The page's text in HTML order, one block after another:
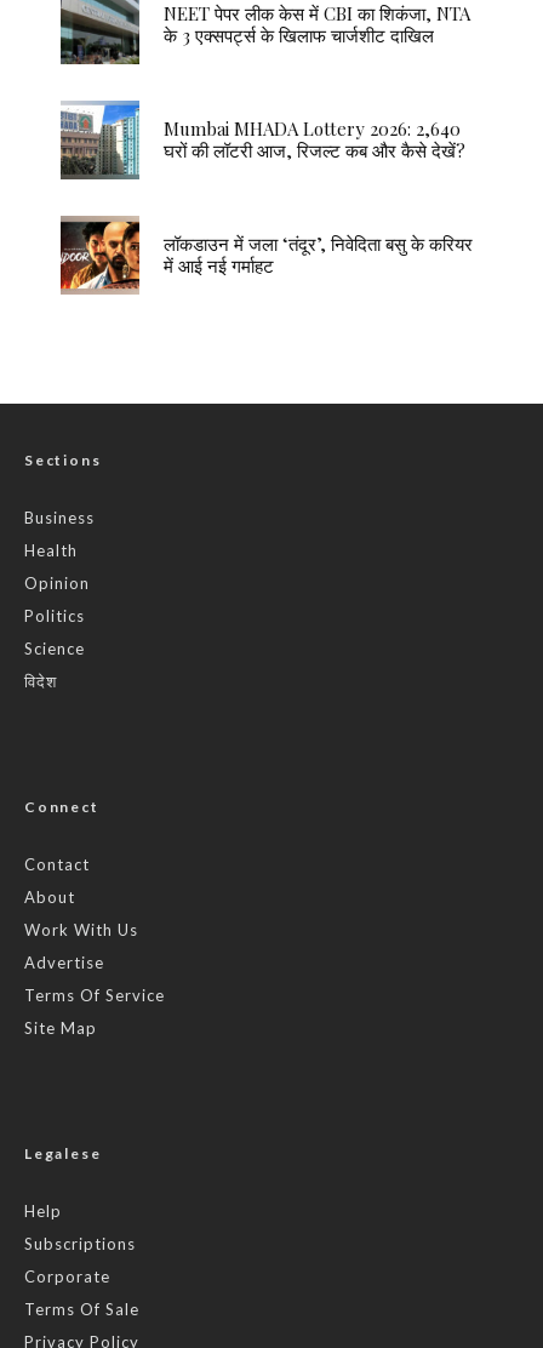
NEET पेपर लीक केस में CBI का शिकंजा, NTA
के 3 एक्सपर्ट्स के खिलाफ चार्जशीट दाखिल
Mumbai MHADA Lottery 2026: 2,640
घरों की लॉटरी आज, रिजल्ट कब और कैसे देखें?
लॉकडाउन में जला ‘तंदूर’, निवेदिता बसु के करियर
में आई नई गर्माहट
Sections
Business
Health
Opinion
Politics
Science
विदेश
Connect
Contact
About
Work With Us
Advertise
Terms Of Service
Site Map
Legalese
Help
Subscriptions
Corporate
Terms Of Sale
Privacy Policy